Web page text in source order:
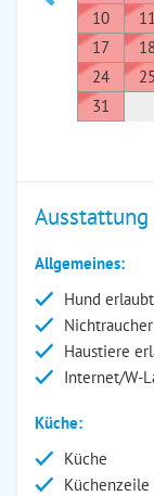
10
11
17
18
24
25
31
Ausstattung
Allgemeines:
Hund erlaubt
Nichtraucher
Haustiere
Internet/W-
Küche:
Küche
Küchenzeile